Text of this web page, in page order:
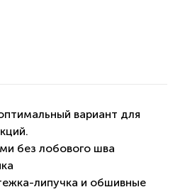
вариант для
без лобового шва
липучка и обшивные